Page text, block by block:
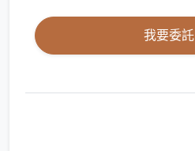
我要委託